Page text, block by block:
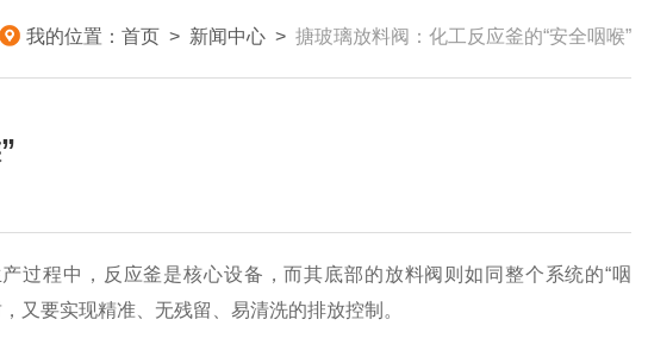
我的位置： 首页 > 新闻中心 > 搪玻璃放料阀：化工反应釜的“安全咽喉”
过程中，反应釜是核心设备，而其底部的放料阀则如同整个系统的“咽
要实现精准、无残留、易清洗的排放控制。